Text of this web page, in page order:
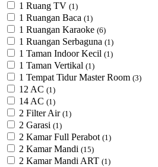
1 Ruang TV (1)
1 Ruangan Baca (1)
1 Ruangan Karaoke (6)
1 Ruangan Serbaguna (1)
1 Taman Indoor Kecil (1)
1 Taman Vertikal (1)
1 Tempat Tidur Master Room (3)
12 AC (1)
14 AC (1)
2 Filter Air (1)
2 Garasi (1)
2 Kamar Full Perabot (1)
2 Kamar Mandi (15)
2 Kamar Mandi ART (1)